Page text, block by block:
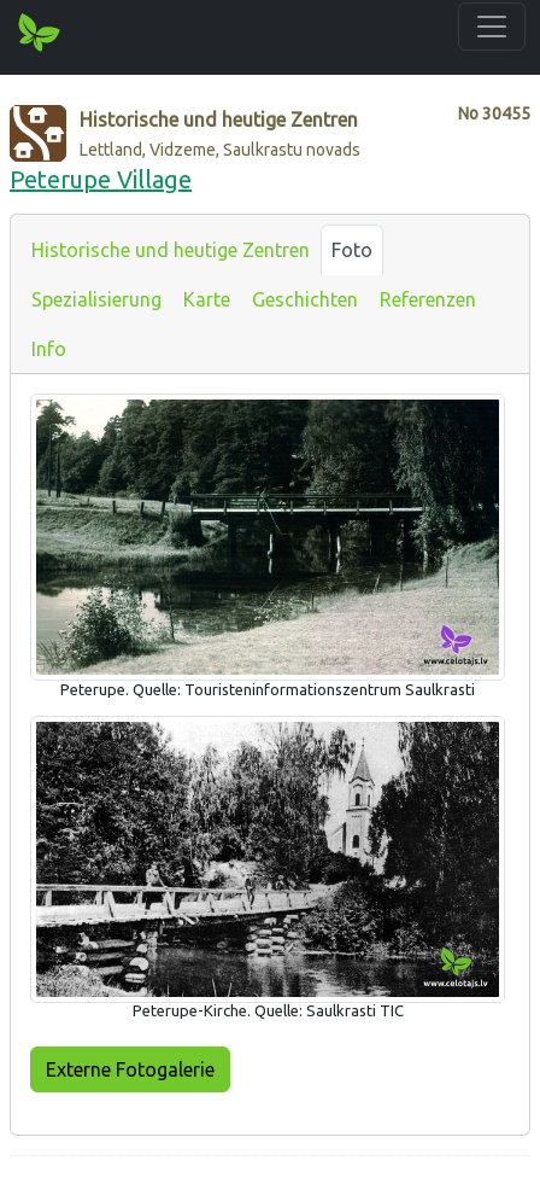
No30455
Historische und heutige Zentren
Lettland, Vidzeme, Saulkrastu novads
Peterupe Village
Historische und heutige Zentren Foto
Spezialisierung Karte Geschichten Referenzen
Info
Peterupe. Quelle: Touristeninformationszentrum Saulkrasti
Peterupe-Kirche. Quelle: Saulkrasti TIC
Externe Fotogalerie